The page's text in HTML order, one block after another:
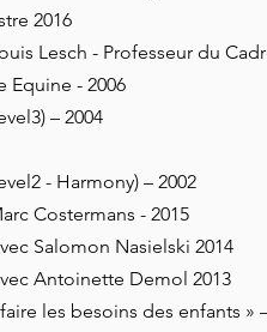
2016
Lesch - Professeur du
Equine - 2006
– 2004
- Harmony) – 2002
Costermans - 2015
Salomon Nasielski 2014
Antoinette Demol 2013
les besoins des enfants »